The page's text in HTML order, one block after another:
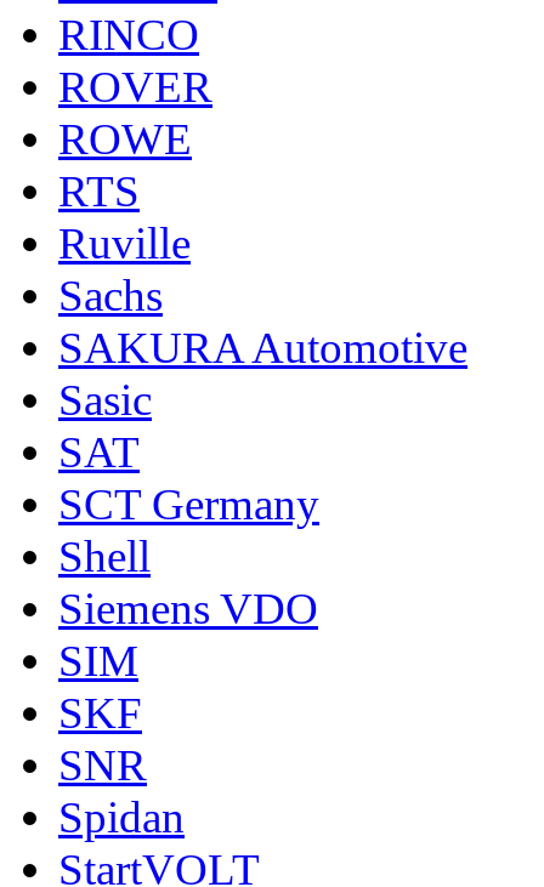
RINCO
ROVER
ROWE
RTS
Ruville
Sachs
SAKURA Automotive
Sasic
SAT
SCT Germany
Shell
Siemens VDO
SIM
SKF
SNR
Spidan
StartVOLT